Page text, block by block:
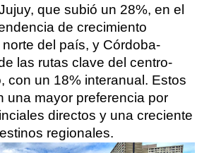
que subió un 28%, en el
de crecimiento
del país, y Córdoba-
las rutas clave del centro-
con un 18% interanual. Estos
una mayor preferencia por
directos y una creciente
regionales.